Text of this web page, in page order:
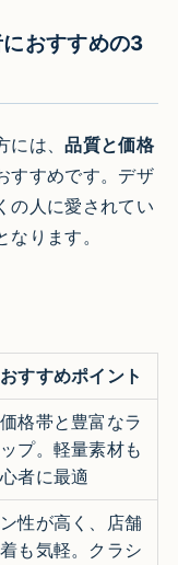
おすすめの3
には、品質と価格
すすめです。デザ
の人に愛されてい
ります。
すすめポイント
格帯と豊富なラ
プ。軽量素材も
者に最適
性が高く、店舗
も気軽。クラシ